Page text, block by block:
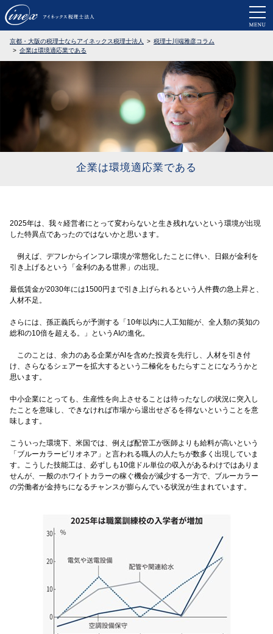
京都・大阪で税務調査に強い税理士な
京都・大阪の税理士ならアイネックス税理士法人
税理士川端雅彦コラム
企業は環境適応業である
企業は環境適応業である
2025年は、我々経営者にとって変わらないと生き残れないという環境が出現
した特異点であったのではないかと思います。
例えば、デフレからインフレ環境が常態化したことに伴い、日銀が金利を
引き上げるという「金利のある世界」の出現。
最低賃金が2030年には1500円まで引き上げられるという人件費の急上昇と、
人材不足。
さらには、孫正義氏らが予測する「10年以内に人工知能が、全人類の英知の
総和の10倍を超える。」というAIの進化。
このことは、余力のある企業がAIを含めた投資を先行し、人材を引き付
け、さらなるシェアーを拡大するという二極化をもたらすことになろうかと
思います。
中小企業にとっても、生産性を向上させることは待ったなしの状況に突入し
たことを意味し、できなければ市場から退出せざるを得ないということを意
味します。
こういった環境下、米国では、例えば配管工が医師よりも給料が高いという
「ブルーカラービリオネア」と言われる職人の人たちが数多く出現していま
す。こうした技能工は、必ずしも10億ドル単位の収入があるわけではありま
せんが、一般のホワイトカラーの稼ぐ機会が減少する一方で、ブルーカラー
の労働者が金持ちになるチャンスが膨らんでいる状況が生まれています。